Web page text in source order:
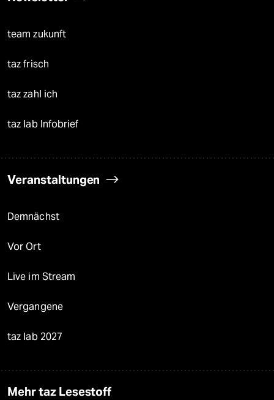
team zukunft
taz frisch
taz zahl ich
taz lab Infobrief
Veranstaltungen
Demnächst
Vor Ort
Live im Stream
Vergangene
taz lab 2027
Mehr taz Lesestoff